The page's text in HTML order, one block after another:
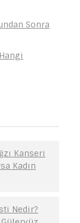
Sonra
Kanseri
Kadın
Nedir?